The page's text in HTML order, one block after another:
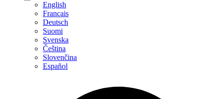
English
Français
Deutsch
Suomi
Svenska
Čeština
Slovenčina
Español